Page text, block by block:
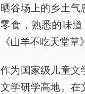
晒谷场上的乡土
零食，熟悉的味
《山羊不吃天堂
作为国家级儿童文
文学研学高地。在